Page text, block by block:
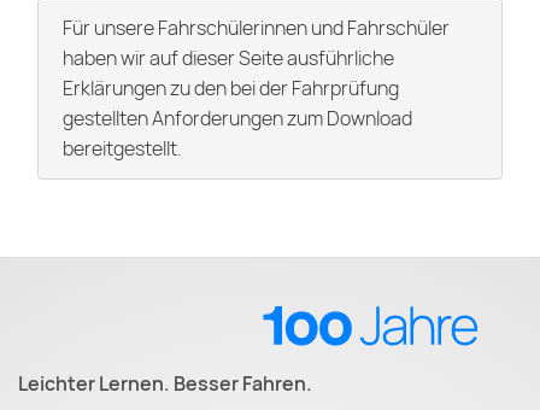
Für unsere Fahrschülerinnen und Fahrschüler
haben wir auf dieser Seite ausführliche
Erklärungen zu den bei der Fahrprüfung
gestellten Anforderungen zum Download
bereitgestellt.
Leichter Lernen. Besser Fahren.